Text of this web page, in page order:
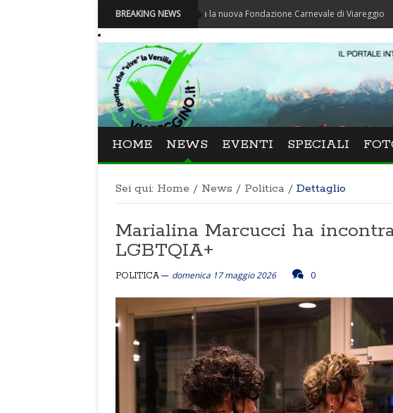
BREAKING NEWS
Carnevale - Nominata la nuova Fondazione Carnevale di Viareggio
HOME NEWS EVENTI SPECIALI
Sei qui: Home / News / Politica / Dettaglio
Marialina Marcucci ha
LGBTQIA+
POLITICA domenica 17 maggio 2026 0